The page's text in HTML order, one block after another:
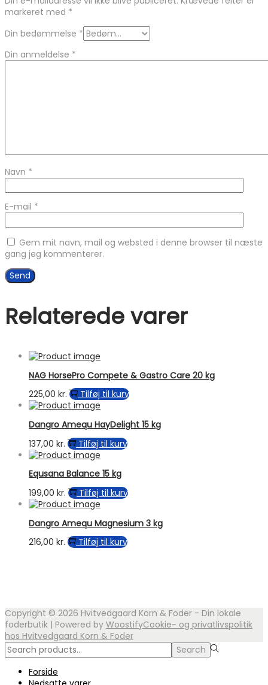
markeret med *
Din bedømmelse *
Din anmeldelse *
Navn *
E-mail *
Gem mit navn, mail og websted i denne browser til næste
gang jeg kommenterer.
Relaterede varer
NAG HorsePro Compete & Gastro Care 20 kg
225,00 kr. Tilføj til kurv
Dangro Amequ HayDelight 15 kg
137,00 kr. Tilføj til kurv
Equsana Balance 15 kg
199,00 kr. Tilføj til kurv
Dangro Amequ Magnesium 3 kg
216,00 kr. Tilføj til kurv
Copyright © 2026 Hvitvedgaard Korn & Foder - Din lokale
foderbutik | Powered by WoostifyCookie- og privatlivspolitik
hos Hvitvedgaard Korn & Foder
Search
for:>
Search
Forside